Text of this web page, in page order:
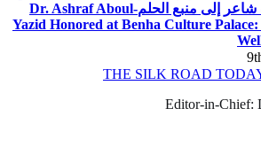
إلى منبع الحلمDr. Ashraf Aboul-
Yazid Honored at Benha Culture
Editor-in-Chief: